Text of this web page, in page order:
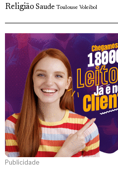
Religião Saude Toulouse Voleibol
Publicidade